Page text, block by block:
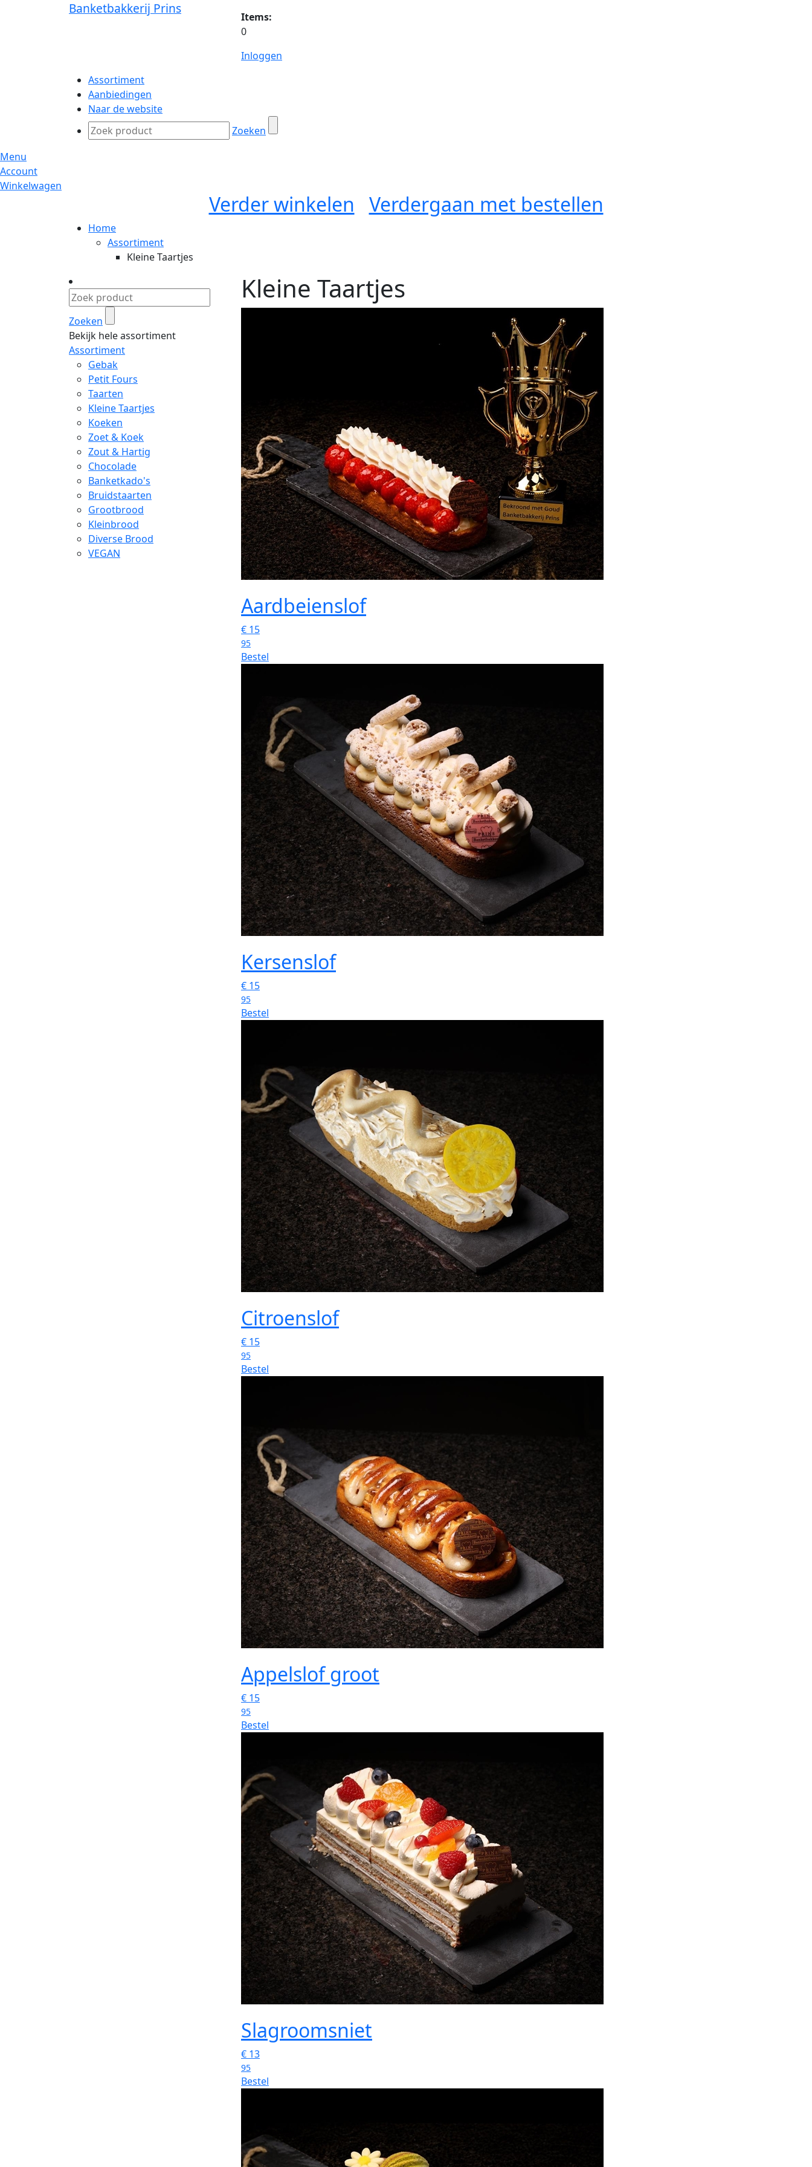
Banketbakkerij Prins
Items:
0
Inloggen
Assortiment
Aanbiedingen
Naar de website
Zoeken
Menu
Account
Winkelwagen
Verder winkelen Verdergaan met bestellen
Home
Assortiment
Kleine Taartjes
Zoeken
Bekijk hele assortiment
Assortiment
Gebak
Petit Fours
Taarten
Kleine Taartjes
Koeken
Zoet & Koek
Zout & Hartig
Chocolade
Banketkado's
Bruidstaarten
Grootbrood
Kleinbrood
Diverse Brood
VEGAN
Kleine Taartjes
Aardbeienslof
€ 15
95
Bestel
Kersenslof
€ 15
95
Bestel
Citroenslof
€ 15
95
Bestel
Appelslof groot
€ 15
95
Bestel
Slagroomsniet
€ 13
95
Bestel